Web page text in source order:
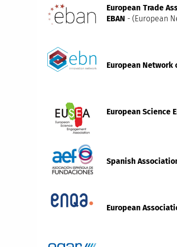
European Trade
EBAN - (European
European Network
European Science
Spanish
European